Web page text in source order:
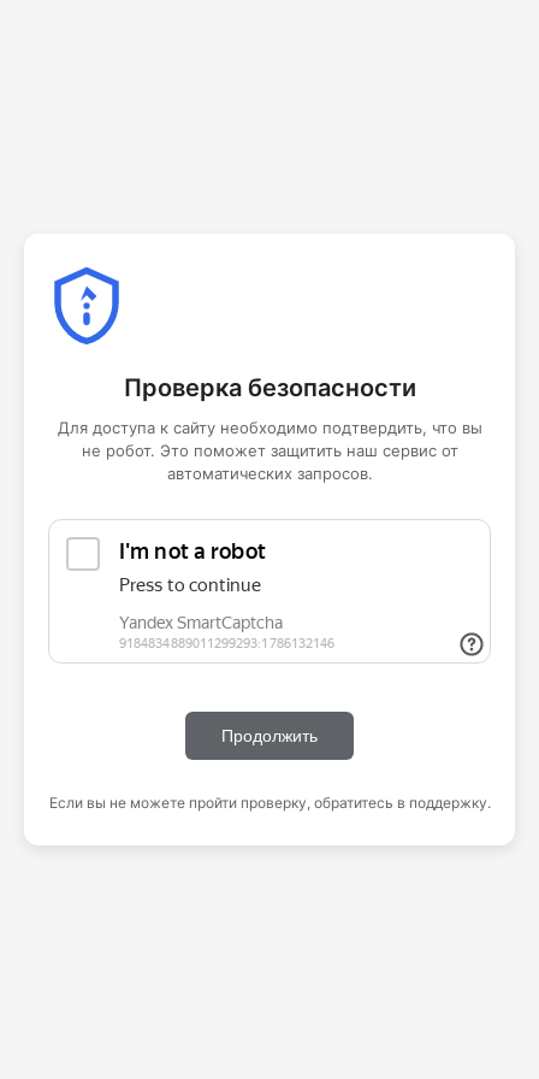
Проверка безопасности
Для доступа к сайту необходимо подтвердить, что вы
не робот. Это поможет защитить наш сервис от
автоматических запросов.
Продолжить
Если вы не можете пройти проверку, обратитесь в поддержку.